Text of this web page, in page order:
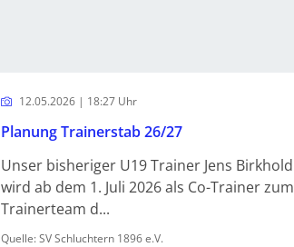
12.05.2026 | 18:27 Uhr
Planung Trainerstab 26/27
Unser bisheriger U19 Trainer Jens Birkhold
wird ab dem 1. Juli 2026 als Co-Trainer zum
Trainerteam d...
Quelle: SV Schluchtern 1896 e.V.